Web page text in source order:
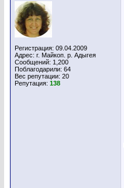
Регистрация: 09.04.2009
Адрес: г. Майкоп. р. Адыгея
Сообщений: 1,200
Поблагодарили: 64
Вес репутации: 20
Репутация: 138